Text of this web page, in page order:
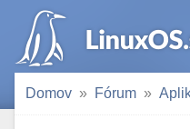
Domov Fórum